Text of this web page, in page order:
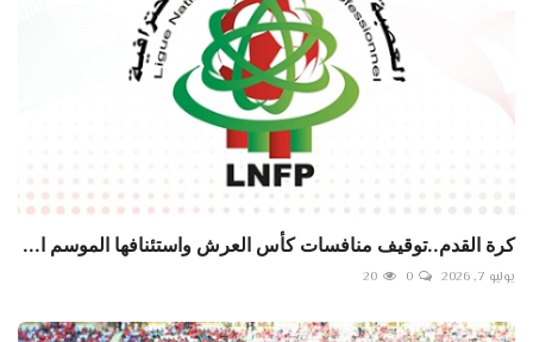
كرة القدم..توقيف منافسات كأس العرش واستئنافها الموسم ا...
يوليو 7, 2026 0
20